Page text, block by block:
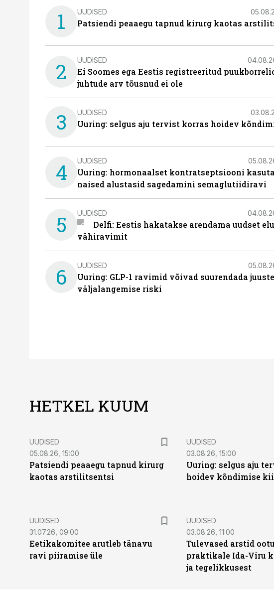
1 UUDISED
Patsiendi peaaegu tapnud kirurg kaotas
2 UUDISED
Ei Soomes ega Eestis registreeritud
juhtude arv tõusnud ei ole
3 UUDISED
Uuring: selgus aju tervist korras hoidev
4 UUDISED
Uuring: hormonaalset kontratseptsiooni
naised alustasid sagedamini semaglutiidiravi
5 UUDISED
Delfi: Eestis hakatakse arendama uudset
vähiravimit
6 UUDISED
Uuring: GLP-1 ravimid võivad suurendada juuste
väljalangemise riski
HETKEL KUUM
UUDISED
05.08.26, 15:00
Patsiendi peaaegu tapnud kirurg
kaotas arstilitsentsi
UUDISED
03.08.26, 15:00
Uuring: selgus aju
hoidev kõndimise
UUDISED
31.07.26, 09:00
Eetikakomitee arutleb tänavu
ravi piiramise üle
UUDISED
03.08.26, 11:00
Tulevased arstid
praktikale Ida-Viru
ja tegelikkusest